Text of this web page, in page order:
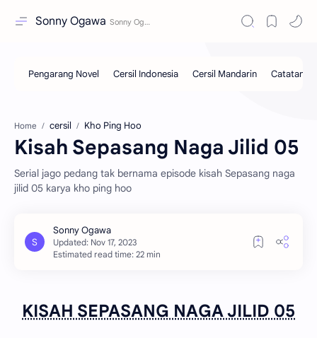
Sonny Ogawa
Home cersil Kho Ping Hoo
Kisah Sepasang Naga Jilid 05
Serial jago pedang tak bernama episode kisah Sepasang naga
jilid 05 karya kho ping hoo
Estimated read time: 22 min
KISAH SEPASANG NAGA JILID 05